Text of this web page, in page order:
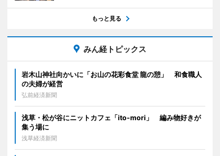
もっと見る
みん経トピックス
岩木山神社向かいに「お山の花彩食堂 龍の憩」 和食職人
の夫婦が経営
弘前経済新聞
浅草・松が谷にニットカフェ「ito-mori」 編み物好きが
集う場に
浅草経済新聞